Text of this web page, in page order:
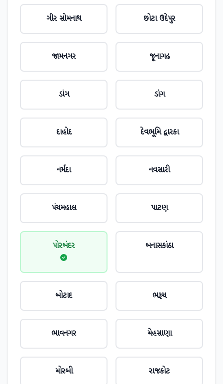
ગીર સોમનાથ છોટા ઉદેપુર
જામનગર જૂનાગઢ
ડાંગ ડાંગ
દાહોદ દેવભૂમિ દ્વારકા
નર્મદા નવસારી
પંચમહાલ પાટણ
પોરબંદર બનાસકાંઠા
બોટાદ ભરૂચ
ભાવનગર મેહસાણા
મોરબી રાજકોટ